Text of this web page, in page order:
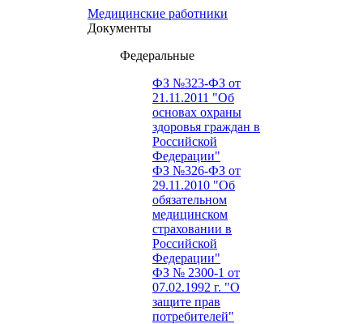
Медицинские работники
Документы
Федеральные
ФЗ №323-ФЗ от
21.11.2011 "Об
основах охраны
здоровья граждан в
Российской
Федерации"
ФЗ №326-ФЗ от
29.11.2010 "Об
обязательном
медицинском
страховании в
Российской
Федерации"
ФЗ № 2300-1 от
07.02.1992 г. "О
защите прав
потребителей"